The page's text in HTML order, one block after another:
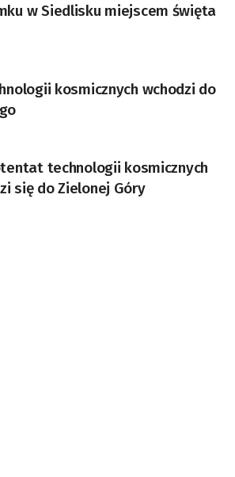
nauk fizycznych,
Rady Sektorowej ds.
Przemysłu Lotniczo-
i Satelitarnych PAN.
w Siedlisku miejscem święta
kosmicznych wchodzi do
technologii kosmicznych
się do Zielonej Góry